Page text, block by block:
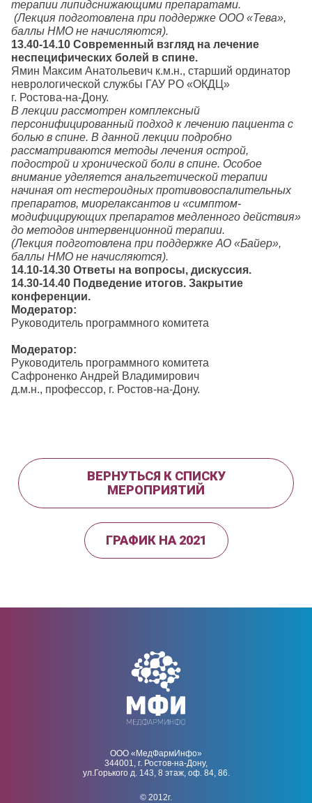
терапии липидснижающими препаратами.
(Лекция подготовлена при поддержке ООО «Тева»,
баллы НМО не начисляются).
13.40-14.10 Современный взгляд на лечение
неспецифических болей в спине.
Ямин Максим Анатольевич к.м.н., старший ординатор
неврологической службы ГАУ РО «ОКДЦ»
г. Ростова-на-Дону.
В лекции рассмотрен комплексный
персонифицированный подход к лечению пациента с
болью в спине. В данной лекции подробно
рассматриваются методы лечения острой,
подострой и хронической боли в спине. Особое
внимание уделяется анальгетической терапии
начиная от нестероидных противовоспалительных
препаратов, миорелаксантов и «симптом-
модифицирующих препаратов медленного действия»
до методов интервенционной терапии.
(Лекция подготовлена при поддержке АО «Байер»,
баллы НМО не начисляются).
14.10-14.30 Ответы на вопросы, дискуссия.
14.30-14.40 Подведение итогов. Закрытие
конференции.
Модератор:
Руководитель программного комитета
Модератор:
Руководитель программного комитета
Сафроненко Андрей Владимирович
д.м.н., профессор, г. Ростов-на-Дону.
ВЕРНУТЬСЯ К СПИСКУ
МЕРОПРИЯТИЙ
ГРАФИК НА 2021
ООО «МедФармИнфо»
344001, г. Ростов-на-Дону,
ул.Горького д. 143, 8 этаж, оф. 84, 86.
© 2012г.